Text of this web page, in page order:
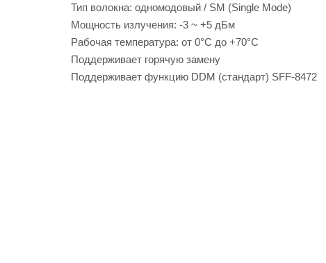
Тип волокна: одномодовый / SM (Single Mode)
Мощность излучения: -3 ~ +5 дБм
Рабочая температура: от 0°C до +70°C
Поддерживает горячую замену
Поддерживает функцию DDM (стандарт) SFF-8472